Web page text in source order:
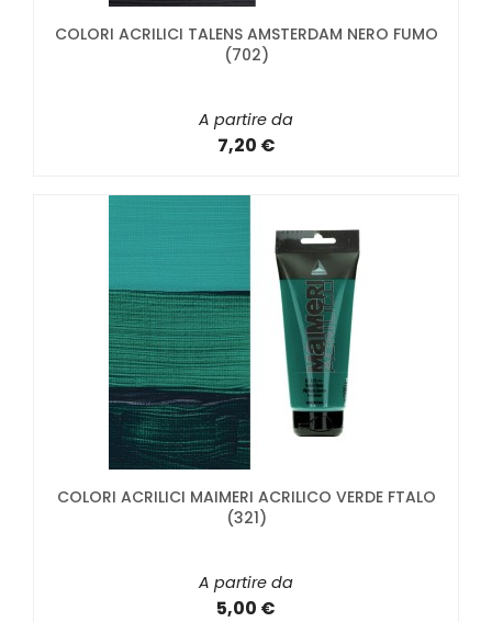
COLORI ACRILICI TALENS AMSTERDAM NERO FUMO
(702)
A partire da
7,20 €
COLORI ACRILICI MAIMERI ACRILICO VERDE FTALO
(321)
A partire da
5,00 €